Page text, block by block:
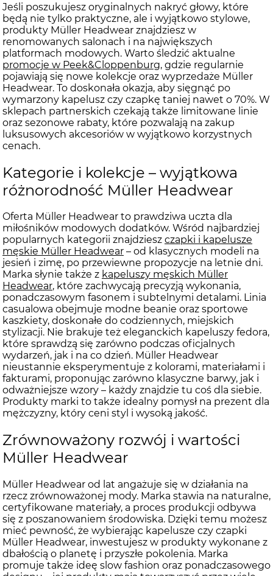
Jeśli poszukujesz oryginalnych nakryć głowy, które
będą nie tylko praktyczne, ale i wyjątkowo stylowe,
produkty Müller Headwear znajdziesz w
renomowanych salonach i na największych
platformach modowych. Warto śledzić aktualne
promocje w Peek&Cloppenburg, gdzie regularnie
pojawiają się nowe kolekcje oraz wyprzedaże Müller
Headwear. To doskonała okazja, aby sięgnąć po
wymarzony kapelusz czy czapkę taniej nawet o 70%. W
sklepach partnerskich czekają także limitowane linie
oraz sezonowe rabaty, które pozwalają na zakup
luksusowych akcesoriów w wyjątkowo korzystnych
cenach.
Kategorie i kolekcje – wyjątkowa
różnorodność Müller Headwear
Oferta Müller Headwear to prawdziwa uczta dla
miłośników modowych dodatków. Wśród najbardziej
popularnych kategorii znajdziesz czapki i kapelusze
męskie Müller Headwear – od klasycznych modeli na
jesień i zimę, po przewiewne propozycje na letnie dni.
Marka słynie także z kapeluszy męskich Müller
Headwear, które zachwycają precyzją wykonania,
ponadczasowym fasonem i subtelnymi detalami. Linia
casualowa obejmuje modne beanie oraz sportowe
kaszkiety, doskonałe do codziennych, miejskich
stylizacji. Nie brakuje też eleganckich kapeluszy fedora,
które sprawdzą się zarówno podczas oficjalnych
wydarzeń, jak i na co dzień. Müller Headwear
nieustannie eksperymentuje z kolorami, materiałami i
fakturami, proponując zarówno klasyczne barwy, jak i
odważniejsze wzory – każdy znajdzie tu coś dla siebie.
Produkty marki to także idealny pomysł na prezent dla
mężczyzny, który ceni styl i wysoką jakość.
Zrównoważony rozwój i wartości
Müller Headwear
Müller Headwear od lat angażuje się w działania na
rzecz zrównoważonej mody. Marka stawia na naturalne,
certyfikowane materiały, a proces produkcji odbywa
się z poszanowaniem środowiska. Dzięki temu możesz
mieć pewność, że wybierając kapelusze czy czapki
Müller Headwear, inwestujesz w produkty wykonane z
dbałością o planetę i przyszłe pokolenia. Marka
promuje także ideę slow fashion oraz ponadczasowego